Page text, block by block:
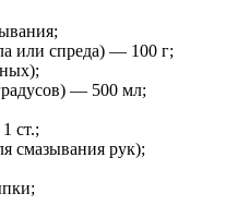
или спреда) — 100 г;
— 500 мл;
ст.;
смазывания рук);